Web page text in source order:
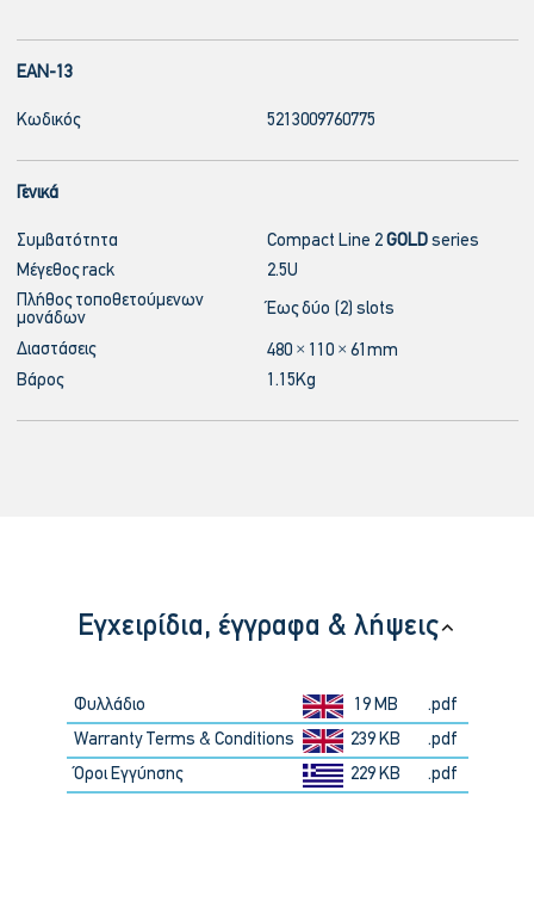
EAN-13
Κωδικός 5213009760775
Γενικά
Συμβατότητα Compact Line 2 GOLDseries
Μέγεθος rack
2.5U
Πλήθος τοποθετούμενων
μονάδων
Έως δύο (2) slots
Διαστάσεις
480 × 110 × 61mm
Βάρος
1.15Kg
Εγχειρίδια, έγγραφα & λήψεις
Φυλλάδιο 19 MB
.pdf
Warranty Terms & Conditions
239 KB
.pdf
Όροι Εγγύησης
229 KB .pdf